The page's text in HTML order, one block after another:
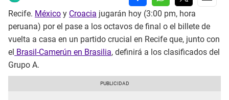
Recife. México y Croacia jugarán hoy (3:00 pm, hora
peruana) por el pase a los octavos de final o el billete de
vuelta a casa en un partido crucial en Recife que, junto con
el Brasil-Camerún en Brasilia, definirá a los clasificados del
Grupo A.